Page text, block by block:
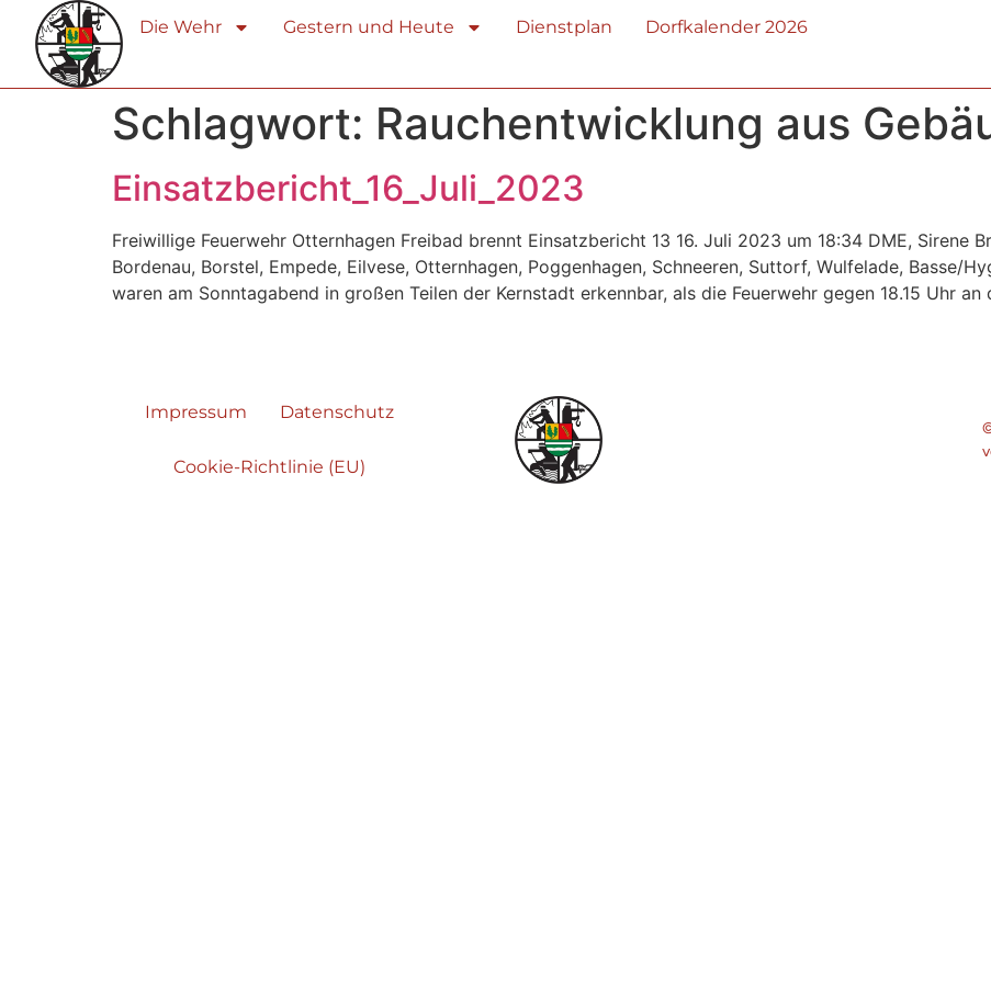
Die Wehr Gestern und Heute Dienstplan Dorfkalender 2026
Schlagwort: Rauchentwicklung aus
Einsatzbericht_16_Juli_2023
Freiwillige Feuerwehr Otternhagen Freibad brennt Einsatzbericht 13 16. Juli 2023 um 18:34 DME, Sirene
Bordenau, Borstel, Empede, Eilvese, Otternhagen, Poggenhagen, Schneeren, Suttorf, Wulfelade, Basse/
waren am Sonntagabend in großen Teilen der Kernstadt erkennbar, als die Feuerwehr gegen 18.15 Uhr
Impressum Datenschutz
Cookie-Richtlinie (EU)